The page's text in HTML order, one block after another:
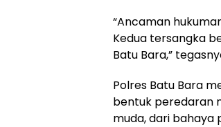
“Ancaman
Kedua tersangka
Batu Bara,”
Polres Batu Bara
bentuk peredaran
muda, dari bahaya